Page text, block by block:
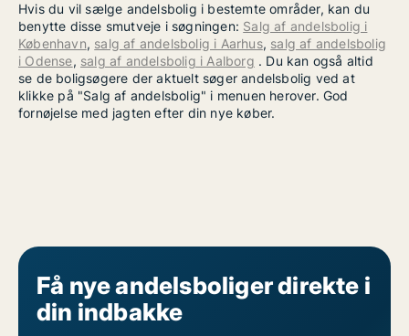
Hvis du vil sælge andelsbolig i bestemte områder, kan du
benytte disse smutveje i søgningen: Salg af andelsbolig i
København, salg af andelsbolig i Aarhus, salg af andelsbolig
i Odense, salg af andelsbolig i Aalborg . Du kan også altid
se de boligsøgere der aktuelt søger andelsbolig ved at
klikke på "Salg af andelsbolig" i menuen herover. God
fornøjelse med jagten efter din nye køber.
Få nye andelsboliger direkte i
din indbakke